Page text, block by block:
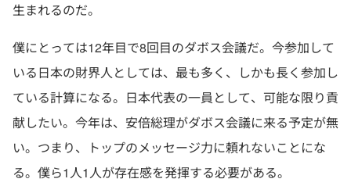
生まれるのだ。
僕にとっては12年目で8回目のダボス会議だ。今参加して
いる日本の財界人としては、最も多く、しかも長く参加し
ている計算になる。日本代表の一員として、可能な限り貢
献したい。今年は、安倍総理がダボス会議に来る予定が無
い。つまり、トップのメッセージ力に頼れないことにな
る。僕ら1人1人が存在感を発揮する必要がある。